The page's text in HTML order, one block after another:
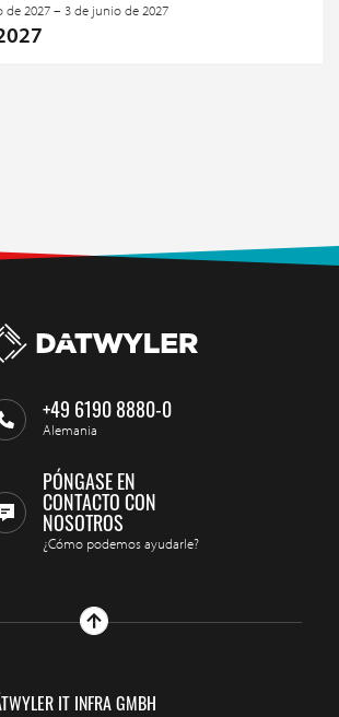
de 2027 – 3 de junio de 2027
+49 6190 8880-0
Alemania
PÓNGASE EN
CONTACTO CON
NOSOTROS
¿Cómo podemos ayudarle?
IT INFRA GMBH